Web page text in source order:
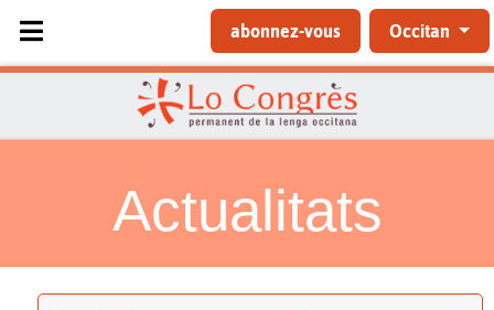
Sélectionnez votre langue
abonnez-vous Occitan
Actualitats